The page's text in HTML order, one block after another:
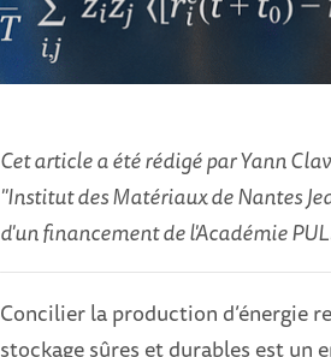
Cet article a été rédigé par Yann
"Institut des Matériaux de Nantes
d'un financement de l'Académie
Concilier la production d’énergie
stockage sûres et durables est un